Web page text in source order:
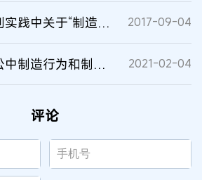
专利侵权审判实践中关于“制造者”认定的若干思考 2017-09-04
专利侵权诉讼中制造行为和制造者的认定 2021-02-04
评论